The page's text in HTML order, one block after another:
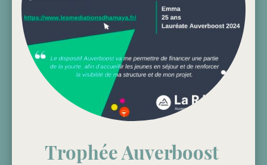
Trophée Auverboost